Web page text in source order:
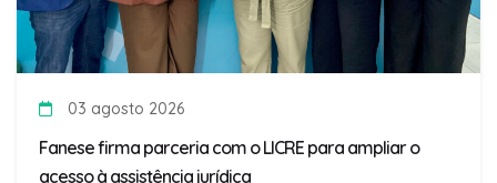
03 agosto 2026
Fanese firma parceria com o LICRE para ampliar o
acesso à assistência jurídica